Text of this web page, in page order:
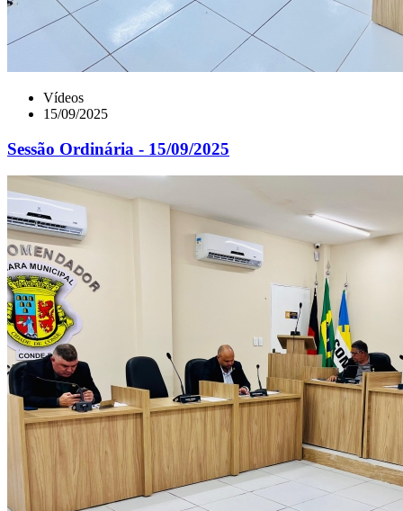
Vídeos
15/09/2025
Sessão Ordinária - 15/09/2025